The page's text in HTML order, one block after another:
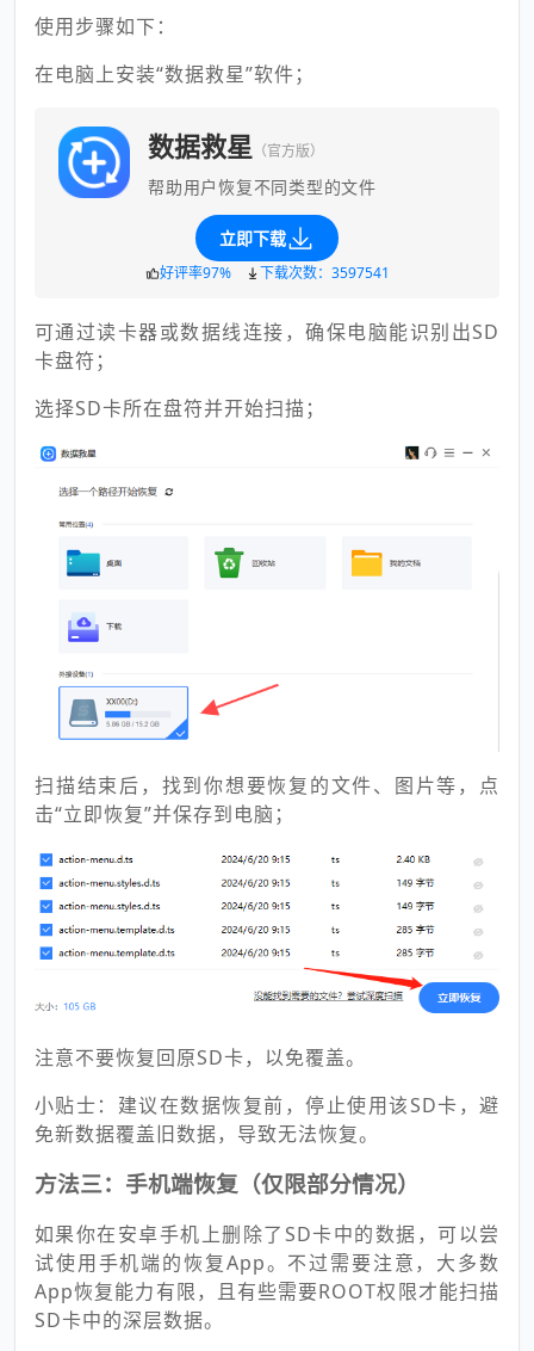
使用步骤如下：
在电脑上安装“数据救星”软件；
数据救星 （官方版）
帮助用户恢复不同类型的文件
立即下载
好评率97% 下载次数：3597541
可通过读卡器或数据线连接，确保电脑能识别出SD
卡盘符；
选择SD卡所在盘符并开始扫描；
扫描结束后，找到你想要恢复的文件、图片等，点
击“立即恢复”并保存到电脑；
注意不要恢复回原SD卡，以免覆盖。
小贴士：建议在数据恢复前，停止使用该SD卡，避
免新数据覆盖旧数据，导致无法恢复。
方法三：手机端恢复（仅限部分情况）
如果你在安卓手机上删除了SD卡中的数据，可以尝
试使用手机端的恢复App。不过需要注意，大多数
App恢复能力有限，且有些需要ROOT权限才能扫描
SD卡中的深层数据。